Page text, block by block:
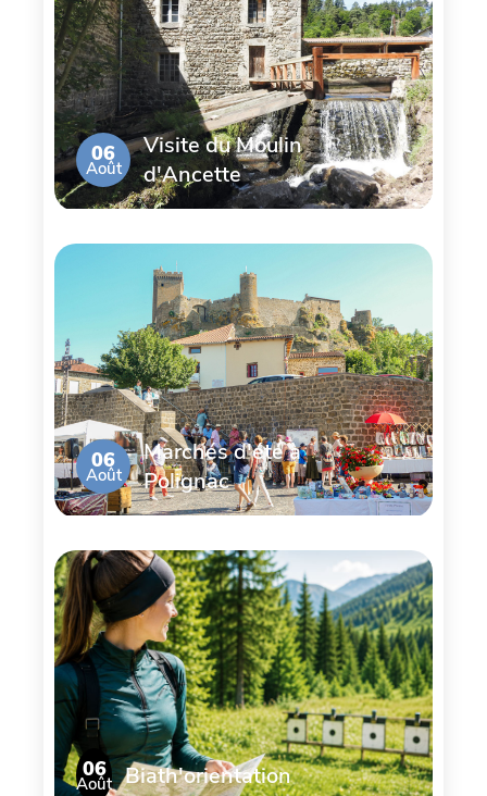
06
Août
Visite du Moulin
d'Ancette
06
Août
Marchés d'été à
Polignac
06
Août Biath'orientation